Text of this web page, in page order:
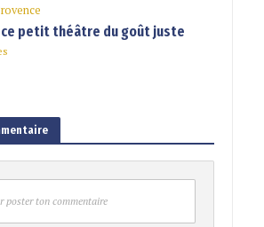
ce petit théâtre du goût juste
poster ton commentaire